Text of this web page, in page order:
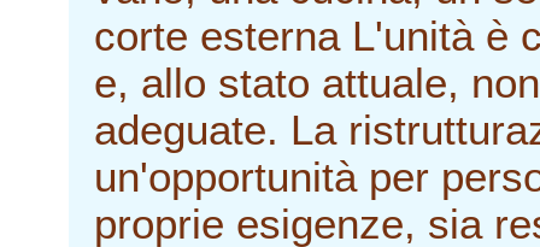
corte esterna L'unità è
e, allo stato attuale,
adeguate. La
un'opportunità per
proprie esigenze, sia